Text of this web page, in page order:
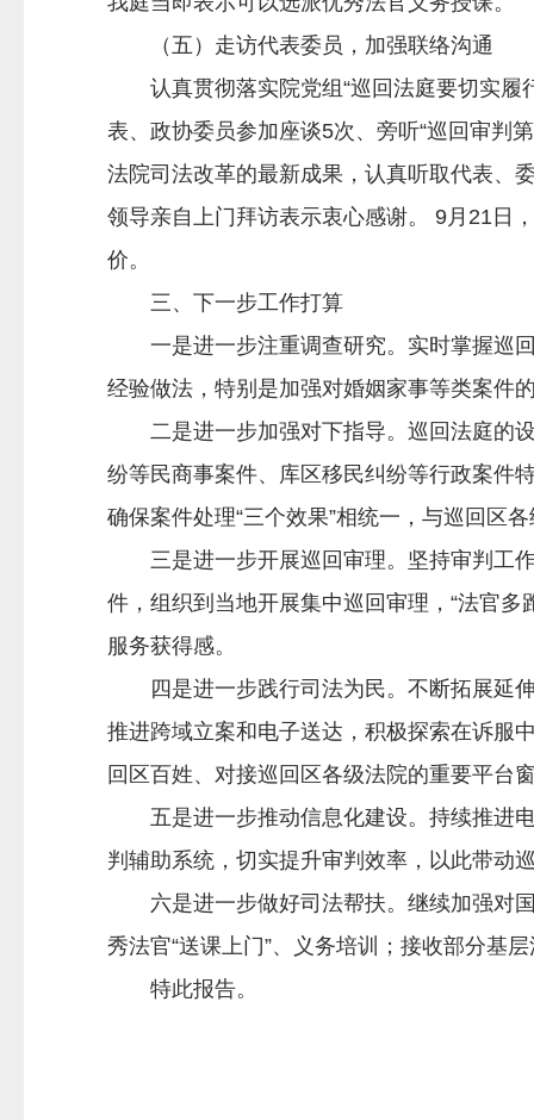
（五）走访代表委员，加强联络沟通
认真贯彻落实院党组“巡回法庭要切实履
表、政协委员参加座谈5次、旁听“巡回审判
法院司法改革的最新成果，认真听取代表、
领导亲自上门拜访表示衷心感谢。 9月21日
价。
三、下一步工作打算
一是进一步注重调查研究。实时掌握巡回
经验做法，特别是加强对婚姻家事等类案件
二是进一步加强对下指导。巡回法庭的设
纷等民商事案件、库区移民纠纷等行政案件
确保案件处理“三个效果”相统一，与巡回区
三是进一步开展巡回审理。坚持审判工作
件，组织到当地开展集中巡回审理，“法官
服务获得感。
四是进一步践行司法为民。不断拓展延伸
推进跨域立案和电子送达，积极探索在诉服
回区百姓、对接巡回区各级法院的重要平台
五是进一步推动信息化建设。持续推进电
判辅助系统，切实提升审判效率，以此带动
六是进一步做好司法帮扶。继续加强对国
秀法官“送课上门”、义务培训；接收部分基
特此报告。